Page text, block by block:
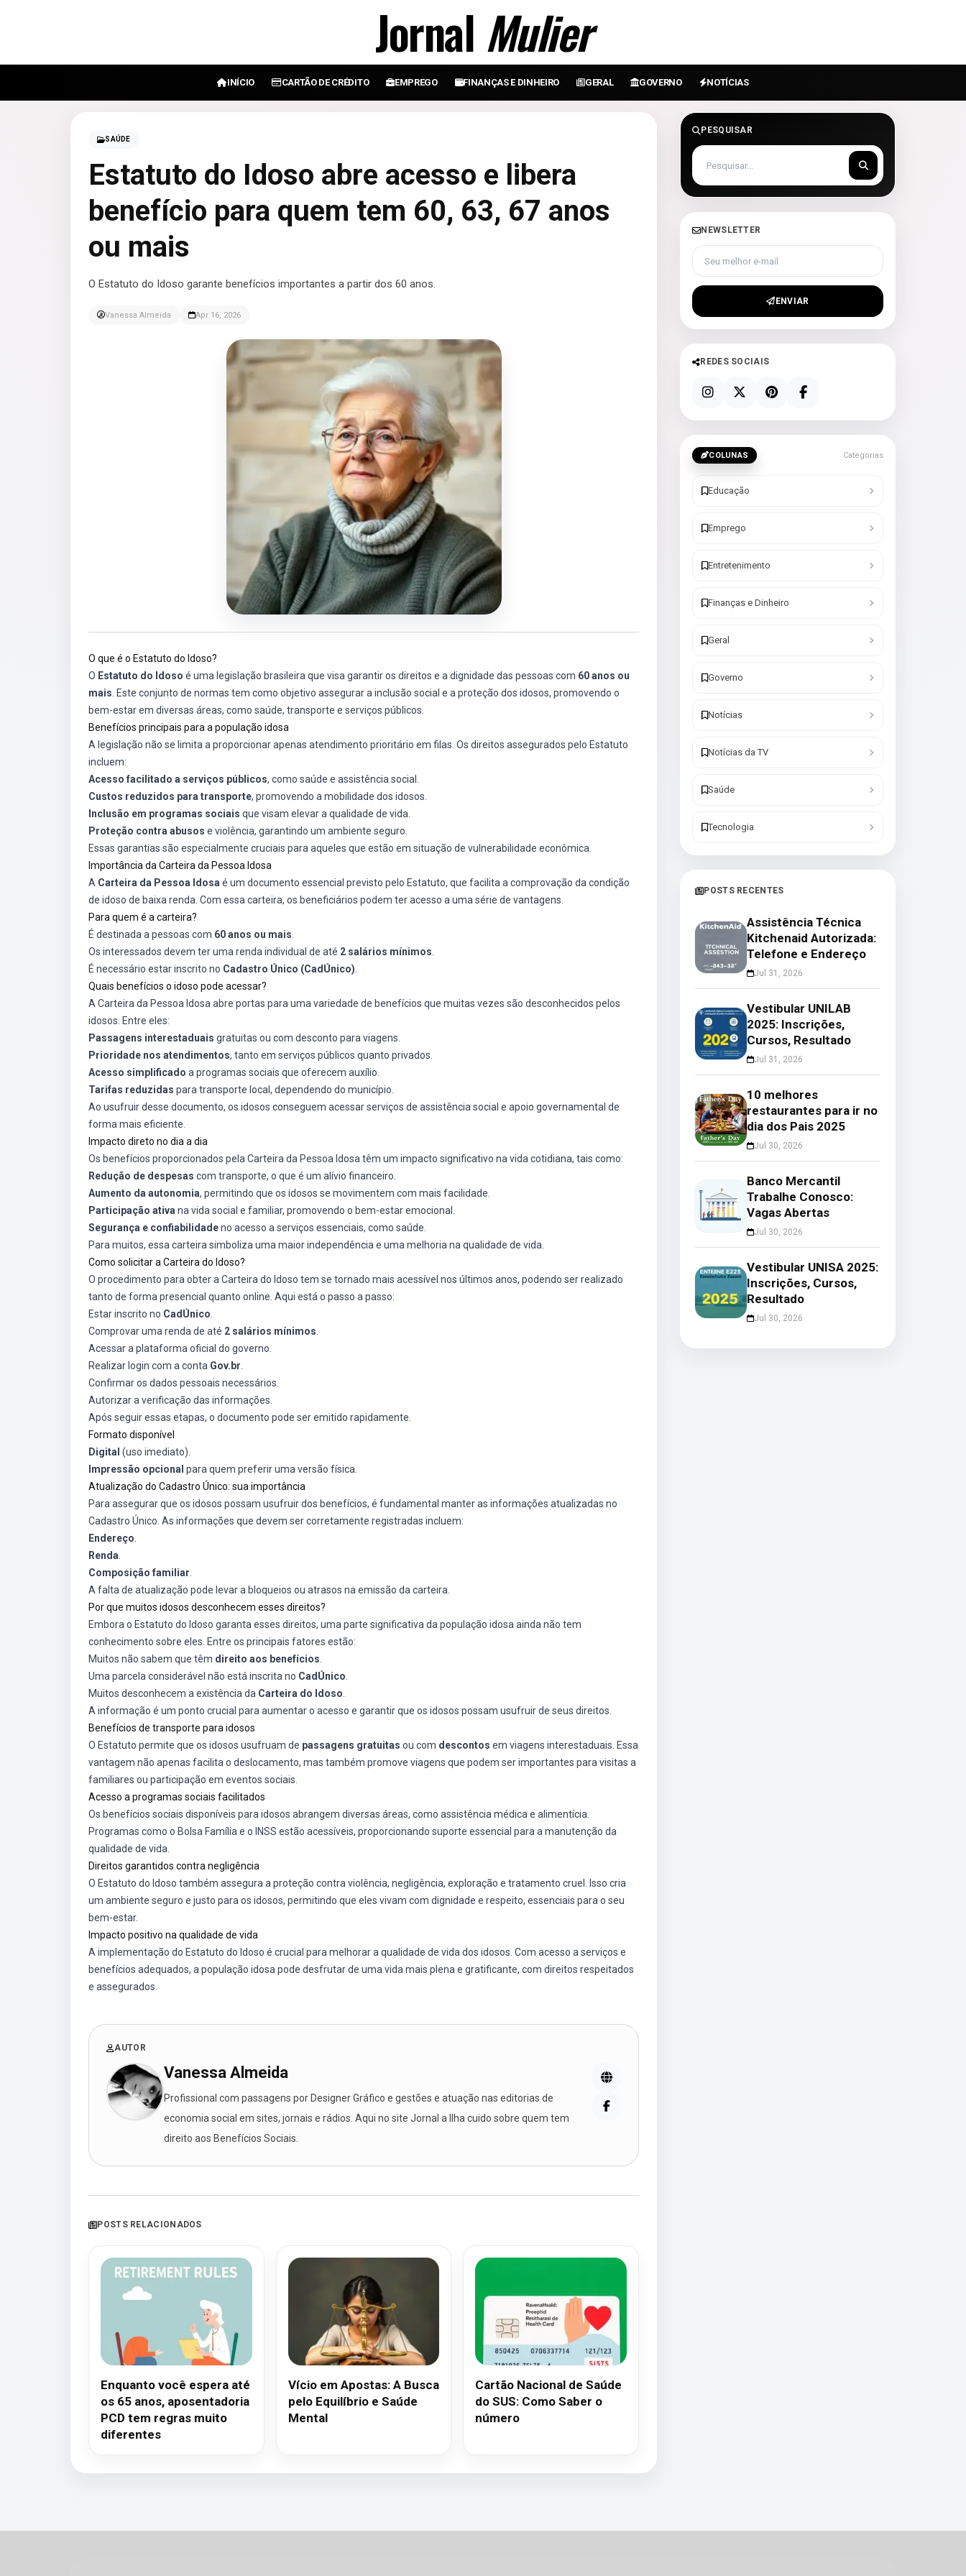
Jornal Mulier
INÍCIO CARTÃO DE CRÉDITO EMPREGO FINANÇAS E DINHEIRO GERAL GOVERNO NOTÍCIAS
SAÚDE
Estatuto do Idoso abre acesso e libera
benefício para quem tem 60, 63, 67 anos
ou mais
O Estatuto do Idoso garante benefícios importantes a partir dos 60 anos.
Vanessa Almeida Apr 16, 2026
O que é o Estatuto do Idoso?
O Estatuto do Idoso é uma legislação brasileira que visa garantir os direitos e a dignidade das pessoas com 60 anos ou
mais . Este conjunto de normas tem como objetivo assegurar a inclusão social e a proteção dos idosos, promovendo o
bem-estar em diversas áreas, como saúde, transporte e serviços públicos.
Benefícios principais para a população idosa
A legislação não se limita a proporcionar apenas atendimento prioritário em filas. Os direitos assegurados pelo Estatuto
incluem:
Acesso facilitado a serviços públicos, como saúde e assistência social.
Custos reduzidos para transporte, promovendo a mobilidade dos idosos.
Inclusão em programas sociais que visam elevar a qualidade de vida.
Proteção contra abusos e violência, garantindo um ambiente seguro.
Essas garantias são especialmente cruciais para aqueles que estão em situação de vulnerabilidade econômica.
Importância da Carteira da Pessoa Idosa
A Carteira da Pessoa Idosa é um documento essencial previsto pelo Estatuto, que facilita a comprovação da condição
de idoso de baixa renda. Com essa carteira, os beneficiários podem ter acesso a uma série de vantagens.
Para quem é a carteira?
É destinada a pessoas com 60 anos ou mais
Os interessados devem ter uma renda individual de até 2 salários mínimos
É necessário estar inscrito no Cadastro Único (CadÚnico)
Quais benefícios o idoso pode acessar?
A Carteira da Pessoa Idosa abre portas para uma variedade de benefícios que muitas vezes são desconhecidos pelos
idosos. Entre eles:
Passagens interestaduais gratuitas ou com desconto para viagens.
Prioridade nos atendimentos, tanto em serviços públicos quanto privados.
Acesso simplificado a programas sociais que oferecem auxílio.
Tarifas reduzidas para transporte local, dependendo do município.
Ao usufruir desse documento, os idosos conseguem acessar serviços de assistência social e apoio governamental de
forma mais eficiente.
Impacto direto no dia a dia
Os benefícios proporcionados pela Carteira da Pessoa Idosa têm um impacto significativo na vida cotidiana, tais como:
Redução de despesas com transporte, o que é um alívio financeiro.
Aumento da autonomia, permitindo que os idosos se movimentem com mais facilidade.
Participação ativa na vida social e familiar, promovendo o bem-estar emocional.
Segurança e confiabilidadeno acesso a serviços essenciais, como saúde.
Para muitos, essa carteira simboliza uma maior independência e uma melhoria na qualidade de vida.
Como solicitar a Carteira do Idoso?
O procedimento para obter a Carteira do Idoso tem se tornado mais acessível nos últimos anos, podendo ser realizado
tanto de forma presencial quanto online. Aqui está o passo a passo:
Estar inscrito no CadÚnico
Comprovar uma renda de até 2 salários mínimos
Acessar a plataforma oficial do governo.
Realizar login com a conta Gov.br
Confirmar os dados pessoais necessários.
Autorizar a verificação das informações.
Após seguir essas etapas, o documento pode ser emitido rapidamente.
Formato disponível
Digital (uso imediato).
Impressão opcional para quem preferir uma versão física.
Atualização do Cadastro Único: sua importância
Para assegurar que os idosos possam usufruir dos benefícios, é fundamental manter as informações atualizadas no
Cadastro Único. As informações que devem ser corretamente registradas incluem:
Endereço
Renda
Composição familiar
A falta de atualização pode levar a bloqueios ou atrasos na emissão da carteira.
Por que muitos idosos desconhecem esses direitos?
Embora o Estatuto do Idoso garanta esses direitos, uma parte significativa da população idosa ainda não tem
conhecimento sobre eles. Entre os principais fatores estão:
Muitos não sabem que têm direito aos benefícios
Uma parcela considerável não está inscrita no CadÚnico
Muitos desconhecem a existência da Carteira do Idoso
A informação é um ponto crucial para aumentar o acesso e garantir que os idosos possam usufruir de seus direitos.
Benefícios de transporte para idosos
O Estatuto permite que os idosos usufruam de passagens gratuitas ou com descontos em viagens interestaduais. Essa
vantagem não apenas facilita o deslocamento, mas também promove viagens que podem ser importantes para visitas a
familiares ou participação em eventos sociais.
Acesso a programas sociais facilitados
Os benefícios sociais disponíveis para idosos abrangem diversas áreas, como assistência médica e alimentícia.
Programas como o Bolsa Família e o INSS estão acessíveis, proporcionando suporte essencial para a manutenção da
qualidade de vida.
Direitos garantidos contra negligência
O Estatuto do Idoso também assegura a proteção contra violência, negligência, exploração e tratamento cruel. Isso cria
um ambiente seguro e justo para os idosos, permitindo que eles vivam com dignidade e respeito, essenciais para o seu
bem-estar.
Impacto positivo na qualidade de vida
A implementação do Estatuto do Idoso é crucial para melhorar a qualidade de vida dos idosos. Com acesso a serviços e
benefícios adequados, a população idosa pode desfrutar de uma vida mais plena e gratificante, com direitos respeitados
e assegurados.
AUTOR
Vanessa Almeida
Profissional com passagens por Designer Gráfico e gestões e atuação nas editorias de
economia social em sites, jornais e rádios. Aqui no site Jornal a Ilha cuido sobre quem tem
direito aos Benefícios Sociais.
POSTS RELACIONADOS
Enquanto você espera até
os 65 anos, aposentadoria
PCD tem regras muito
diferentes
Vício em Apostas: A Busca
pelo Equilíbrio e Saúde
Mental
Cartão Nacional de Saúde
do SUS: Como Saber o
número
PESQUISAR
NEWSLETTER
Seu melhor e-mail
ENVIAR
REDES SOCIAIS
COLUNAS Categorias
Educação
Emprego
Entretenimento
Finanças e Dinheiro
Geral
Governo
Notícias
Notícias da TV
Saúde
Tecnologia
POSTS RECENTES
Assistência Técnica
Kitchenaid Autorizada:
Telefone e Endereço
Jul 31, 2026
Vestibular UNILAB
2025: Inscrições,
Cursos, Resultado
Jul 31, 2026
10 melhores
restaurantes para ir no
dia dos Pais 2025
Jul 30, 2026
Banco Mercantil
Trabalhe Conosco:
Vagas Abertas
Jul 30, 2026
Vestibular UNISA 2025:
Inscrições, Cursos,
Resultado
Jul 30, 2026